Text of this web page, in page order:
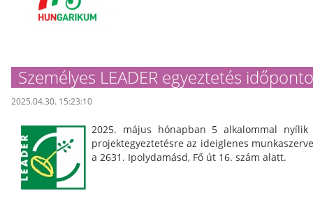
Személyes LEADER egyeztetés
2025.04.30. 15:23:10
2025. május hónapban 5 alkalommal nyílik
projektegyeztetésre az ideiglenes
a 2631. Ipolydamásd, Fő út 16. szám alatt.